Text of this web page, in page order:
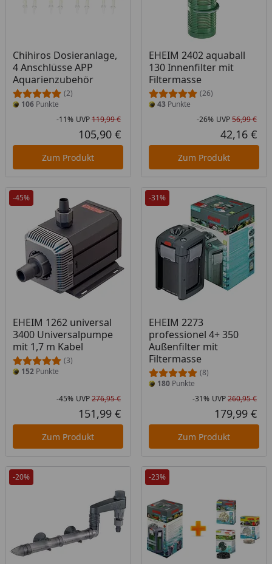
Chihiros Dosieranlage,
4 Anschlüsse APP
Aquarienzubehör
(2)
106 Punkte
Rabatt in Prozent
-11%
Ursprünglicher Preis
UVP119,99 €
Aktueller Preis
105,90 €
Zum Produkt
EHEIM 2402 aquaball
130 Innenfilter mit
Filtermasse
(26)
43Punkte
-26% UVP56,99 €
42,16 €
Zum Produkt
-45%
EHEIM 1262 universal
3400 Universalpumpe
mit 1,7 m Kabel
(3)
152 Punkte
Rabatt in Prozent
-45%
Ursprünglicher Preis
UVP276,95 €
Aktueller Preis
151,99 €
Zum Produkt
-31%
EHEIM 2273
professionel 4+ 350
Außenfilter mit
Filtermasse
(8)
180Punkte
-31% UVP260,95 €
179,99 €
Zum Produkt
-20% -23%